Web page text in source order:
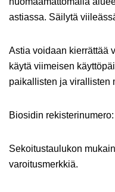
astiassa. Säilytä
Astia voidaan kierrättää
käytä viimeisen
paikallisten ja virallisten
Biosidin
Sekoitustaulukon
varoitusmerkkiä.